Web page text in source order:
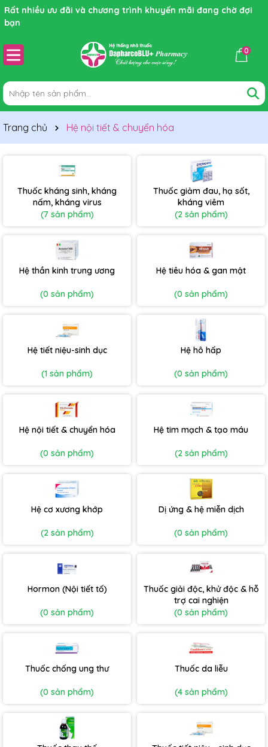
Rất nhiều ưu đãi và chương trình khuyến mãi đang chờ đợi
bạn
0
Trang chủ Hệ nội tiết & chuyển hóa
Thuốc kháng sinh, kháng
nấm, kháng virus
(7 sản phẩm)
Thuốc giảm đau, hạ sốt,
kháng viêm
(2 sản phẩm)
Hệ thần kinh trung ương
(0 sản phẩm)
Hệ tiêu hóa & gan mật
(0 sản phẩm)
Hệ tiết niệu-sinh dục
(1 sản phẩm)
Hệ hô hấp
(0 sản phẩm)
Hệ nội tiết & chuyển hóa
(0 sản phẩm)
Hệ tim mạch & tạo máu
(2 sản phẩm)
Hệ cơ xương khớp
(2 sản phẩm)
Dị ứng & hệ miễn dịch
(0 sản phẩm)
Hormon (Nội tiết tố)
(0 sản phẩm)
Thuốc giải độc, khử độc & hỗ
trợ cai nghiện
(0 sản phẩm)
Thuốc chống ung thư
(0 sản phẩm)
Thuốc da liễu
(4 sản phẩm)